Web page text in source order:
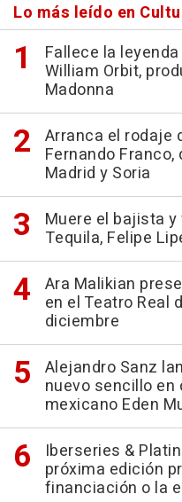
Lo más leído en
Fallece la
William Orbit,
Madonna
Arranca el rodaje
Fernando Franco,
Madrid y Soria
Muere el bajista
Tequila, Felipe
Ara Malikian
en el Teatro Real
diciembre
Alejandro Sanz
nuevo sencillo
mexicano Eden
Iberseries &
próxima edición
financiación o la